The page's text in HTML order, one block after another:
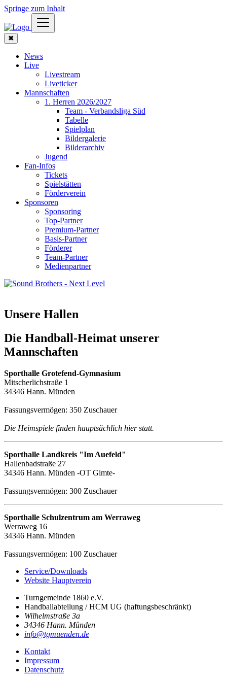
Springe zum Inhalt
✖
News
Live
Livestream
Liveticker
Mannschaften
1. Herren 2026/2027
Team - Verbandsliga Süd
Tabelle
Spielplan
Bildergalerie
Bilderarchiv
Jugend
Fan-Infos
Tickets
Spielstätten
Förderverein
Sponsoren
Sponsoring
Top-Partner
Premium-Partner
Basis-Partner
Förderer
Team-Partner
Medienpartner
Unsere Hallen
Die Handball-Heimat unserer
Mannschaften
Sporthalle Grotefend-Gymnasium
Mitscherlichstraße 1
34346 Hann. Münden
Fassungsvermögen: 350 Zuschauer
Die Heimspiele finden hauptsächlich hier statt.
Sporthalle Landkreis "Im Auefeld"
Hallenbadstraße 27
34346 Hann. Münden -OT Gimte-
Fassungsvermögen: 300 Zuschauer
Sporthalle Schulzentrum am Werraweg
Werraweg 16
34346 Hann. Münden
Fassungsvermögen: 100 Zuschauer
Service/Downloads
Website Hauptverein
Turngemeinde 1860 e.V.
Handballabteilung / HCM UG (haftungsbeschränkt)
Wilhelmstraße 3a
34346 Hann. Münden
info@tgmuenden.de
Kontakt
Impressum
Datenschutz